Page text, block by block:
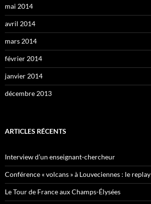
mai 2014
avril 2014
mars 2014
février 2014
janvier 2014
décembre 2013
ARTICLES RÉCENTS
Interview d’un enseignant-chercheur
Conférence « volcans » à Louveciennes : le replay
Le Tour de France aux Champs-Élysées